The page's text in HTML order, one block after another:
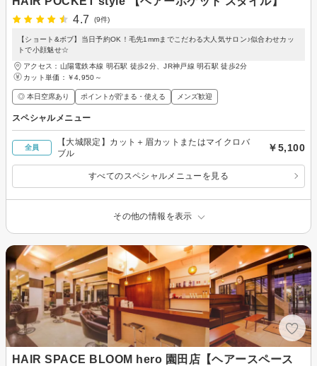
4.7
(9件)
【ショート&ボブ】当日予約OK！毛先1mmまでこだわる大人気サロン♪似合わせカッ
トで小顔魅せ☆
アクセス：山陽電鉄本線 明石駅 徒歩2分、JR神戸線 明石駅 徒歩2分
カット単価： ￥4,950～
◎ 本日空席あり ポイントが貯まる・使える メンズ歓迎
スペシャルメニュー
全員
【大城限定】カット＋眉カットまたはマイクロバ
ブル
￥5,100
すべてのスペシャルメニューを見る
その他の情報を表示
HAIR SPACE BLOOM hero 園田店【ヘアースペース